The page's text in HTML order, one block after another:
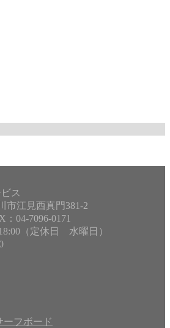
ス
市江見西真門381-2
：04-7096-0171
（定休日 水曜日）
ーフボード